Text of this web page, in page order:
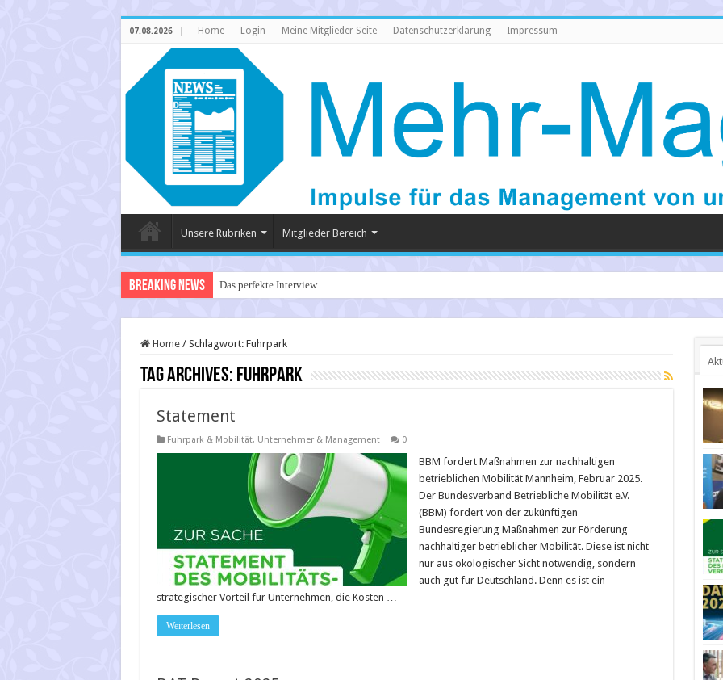
07.08.2026 Home Login Meine Mitglieder Seite Datenschutzerklärung Impressum
Unsere Rubriken Mitglieder Bereich
Breaking News Das perfekte Interview
Home / Schlagwort: Fuhrpark
Tag Archives: Fuhrpark
Statement
Fuhrpark & Mobilität, Unternehmer & Management 0
BBM fordert Maßnahmen zur nachhaltigen
betrieblichen Mobilität Mannheim, Februar 2025.
Der Bundesverband Betriebliche Mobilität e.V.
(BBM) fordert von der zukünftigen
Bundesregierung Maßnahmen zur Förderung
nachhaltiger betrieblicher Mobilität. Diese ist nicht
nur aus ökologischer Sicht notwendig, sondern
auch gut für Deutschland. Denn es ist ein
strategischer Vorteil für Unternehmen, die Kosten …
Weiterlesen